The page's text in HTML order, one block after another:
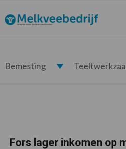
de
hoofdnavigatie
de
hoofd
de
eerste
de
voettekst
Melkveebedrijf.nl
Bemesting
Fors lager inkomen op